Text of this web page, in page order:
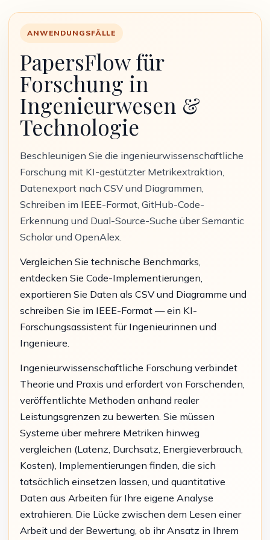
ANWENDUNGSFÄLLE
PapersFlow für
Forschung in
Ingenieurwesen &
Technologie
Beschleunigen Sie die ingenieurwissenschaftliche
Forschung mit KI-gestützter Metrikextraktion,
Datenexport nach CSV und Diagrammen,
Schreiben im IEEE-Format, GitHub-Code-
Erkennung und Dual-Source-Suche über Semantic
Scholar und OpenAlex.
Vergleichen Sie technische Benchmarks,
entdecken Sie Code-Implementierungen,
exportieren Sie Daten als CSV und Diagramme und
schreiben Sie im IEEE-Format — ein KI-
Forschungsassistent für Ingenieurinnen und
Ingenieure.
Ingenieurwissenschaftliche Forschung verbindet
Theorie und Praxis und erfordert von Forschenden,
veröffentlichte Methoden anhand realer
Leistungsgrenzen zu bewerten. Sie müssen
Systeme über mehrere Metriken hinweg
vergleichen (Latenz, Durchsatz, Energieverbrauch,
Kosten), Implementierungen finden, die sich
tatsächlich einsetzen lassen, und quantitative
Daten aus Arbeiten für Ihre eigene Analyse
extrahieren. Die Lücke zwischen dem Lesen einer
Arbeit und der Bewertung, ob ihr Ansatz in Ihrem